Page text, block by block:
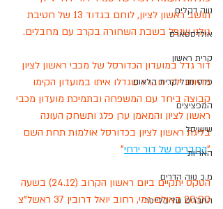
נווה דקלים
אולדסטארס
קרית ראשון
פרס נובל קרית הלאום
המפציצים
שישיסל
האריות
מ.כ נווה הדרים
החברים של בלייכר
תושב ראשון לציון, לוחם בגדוד 13 של חטיבת
גולני שנפל בשבת השחורה בקרב עם מחבלים.
דור גדל במועדון הכדורסל של מכבי ראשון לציון
מהיותו ילד. חבריו שגדלו איתו במועדון הקימו
קבוצה ביחד עם המשפחה ובתמיכת מועדון מכבי
ראשון לציון והמאמן ערן פלג ותשחק העונה
בליגת ראשון לציון בכדורסל אולמות תחת השם
"החברים של דור ירחי"
הטקס יתקיים ביום ראשון הקרוב (24.12) בשעה
20:00 באולם גמי, רחוב יואל דרובין 37 ראשל"צ